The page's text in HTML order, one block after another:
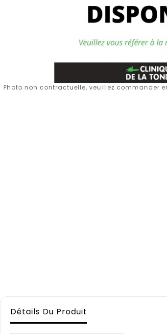
Photo non contractuelle, veuillez commander
Détails Du Produit